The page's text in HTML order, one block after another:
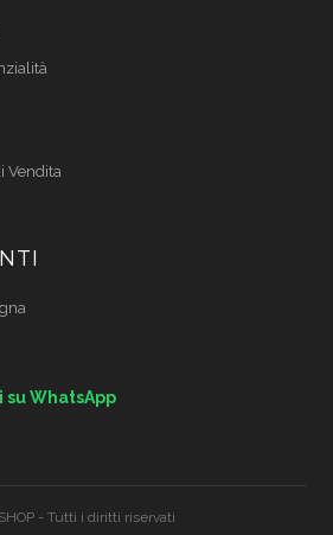
Vendita
su WhatsApp
- Tutti i diritti riservati